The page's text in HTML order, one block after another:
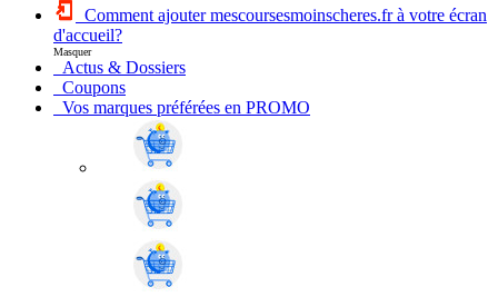
Comment ajouter mescoursesmoinscheres.fr à votre écran
d'accueil?
Masquer
Actus & Dossiers
Coupons
Vos marques préférées en PROMO